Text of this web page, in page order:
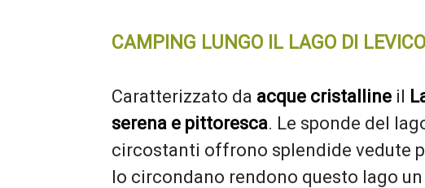
CAMPING LUNGO IL LAGO DI LEVICO
Caratterizzato da acque cristalline il
serena e pittoresca. Le sponde del
circostanti offrono splendide vedute
lo circondano rendono questo lago